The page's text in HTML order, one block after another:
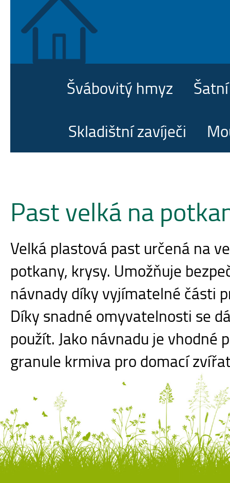
Švábovitý hmyz
Skladištní zavíječi
Past velká na
Velká plastová past určená na
potkany, krysy. Umožňuje
návnady díky vyjímatelné části
Díky snadné omyvatelnosti se
použít. Jako návnadu je vhodné
granule krmiva pro domací